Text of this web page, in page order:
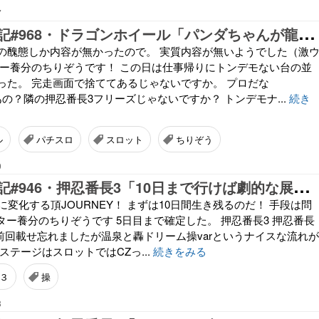
ち
りぞう回胴記#968・ドラゴンホイール「パンダちゃんが龍と戦うお話です・其の壱」
醜態しか内容が無かったので。 実質内容が無いようでした（激ウ
養分のちりぞうです！ この日は仕事帰りにトンデモない台の並
た。 完走画面で捨ててあるじゃないですか。 プロだな
？隣の押忍番長3フリーズじゃないですか？ トンデモナ... 続き
パチスロ スロット ちりぞう
ち
りぞう回胴記#946・押忍番長3「10日まで行けば劇的な展開・其の弐」
変化する頂JOURNEY！ まずは10日間生き残るのだ！ 手段は問
ー養分のちりぞうです 5日目まで確定した。 押忍番長3 押忍番長
回載せ忘れましたが温泉と轟ドリーム操varというナイスな流れが
テージはスロットではCZっ... 続きをみる
操